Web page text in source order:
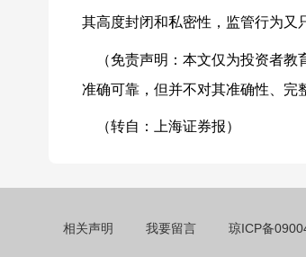
其高度封闭和私密性，监管行为又
（免责声明：本文仅为投资者教
准确可靠，但并不对其准确性、完
（转自：上海证券报）
相关声明 我要留言 琼ICP备